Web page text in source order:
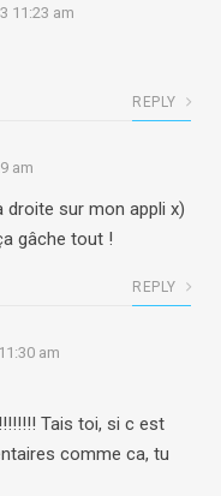
11:23 am
REPLY
am
droite sur mon appli x)
gâche tout !
REPLY
am
Tais toi, si c est
comme ca, tu